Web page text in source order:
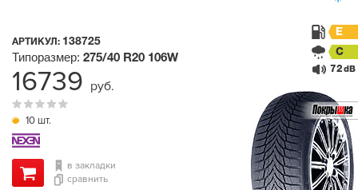
АРТИКУЛ: 138725
10 шт.
Типоразмер: 275/40 R20 106W
E
C
72 dB
в закладки
сравнить
16739 руб.